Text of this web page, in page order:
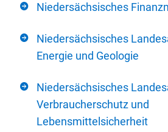
Niedersächsisches
Niedersächsisches
Energie und Geologie
Niedersächsisches
Verbraucherschutz und
Lebensmittelsicherheit